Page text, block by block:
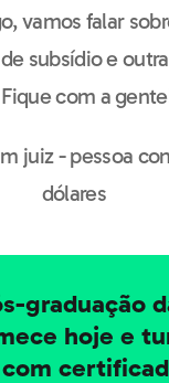
vamos falar
subsídio e
com a
graduação
hoje e